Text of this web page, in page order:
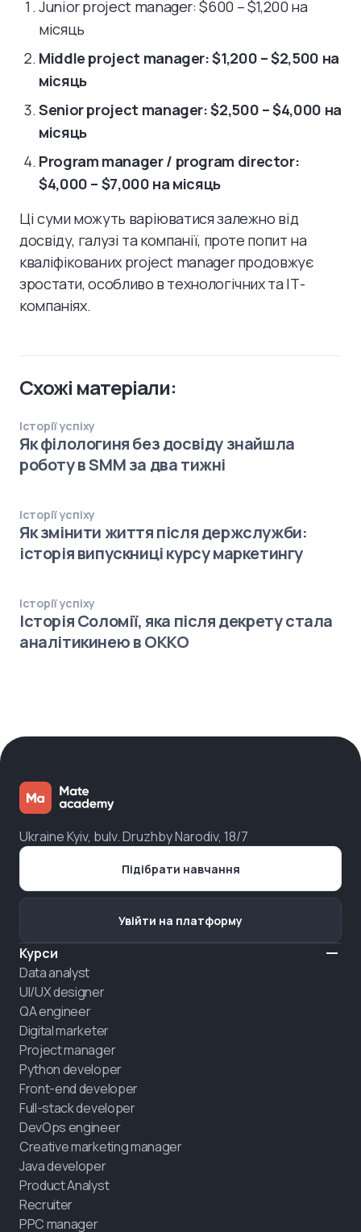
Junior project manager: $600 – $1,200 на
місяць
Middle project manager: $1,200 – $2,500 на
місяць
Senior project manager: $2,500 – $4,000 на
місяць
Program manager / program director:
$4,000 – $7,000 на місяць
Ці суми можуть варіюватися залежно від
досвіду, галузі та компанії, проте попит на
кваліфікованих project manager продовжує
зростати, особливо в технологічних та ІТ-
компаніях.
Схожі матеріали:
Історії успіху
Як філологиня без досвіду знайшла
роботу в SMM за два тижні
Історії успіху
Як змінити життя після держслужби:
історія випускниці курсу маркетингу
Історії успіху
Історія Соломії, яка після декрету стала
аналітикинею в ОККО
Ukraine Kyiv, bulv. Druzhby Narodiv, 18/7
Курси
Data analyst
UI/UX designer
QA engineer
Digital marketer
Project manager
Python developer
Front-end developer
Full-stack developer
DevOps engineer
Creative marketing manager
Java developer
Product Analyst
Recruiter
PPC manager
Підібрати навчання
Увійти на платформу